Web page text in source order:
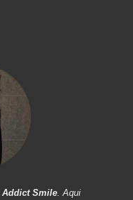
Addict Smile. Aqui